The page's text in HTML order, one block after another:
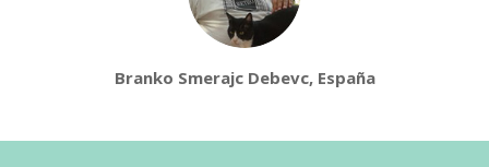
Branko Smerajc Debevc, España